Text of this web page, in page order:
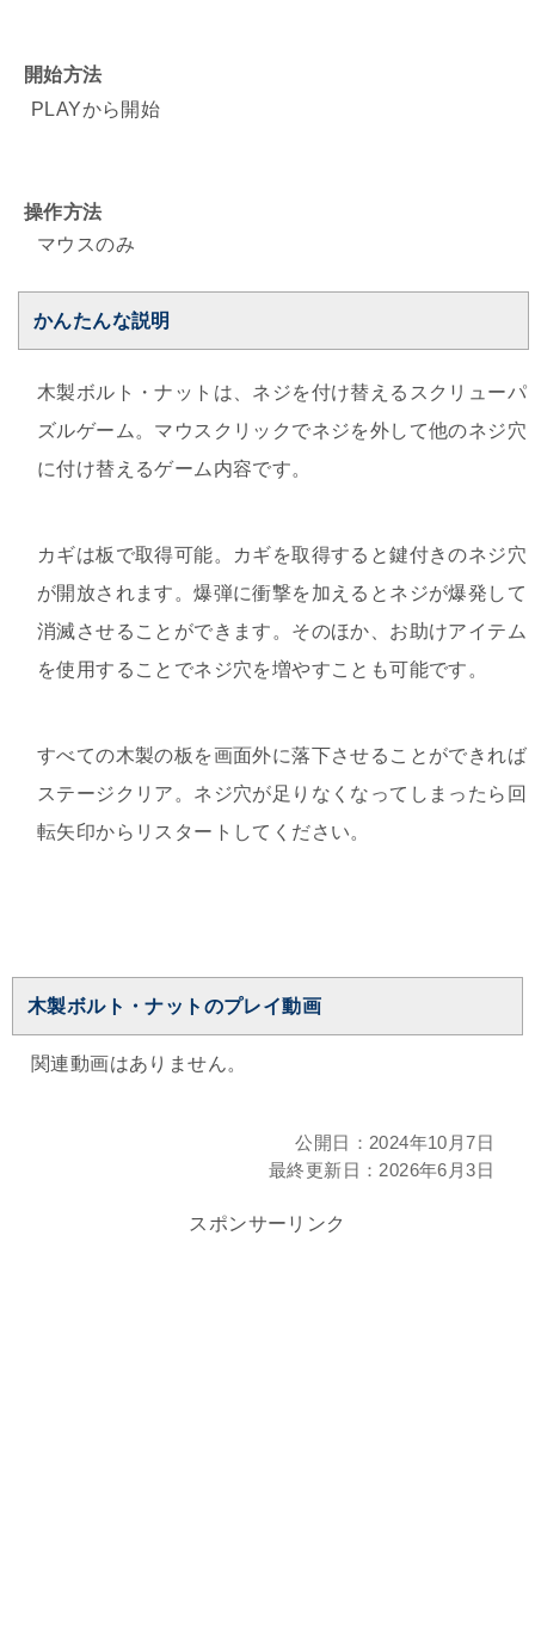
開始方法
PLAYから開始
操作方法
マウスのみ
かんたんな説明
木製ボルト・ナットは、ネジを付け替えるスクリューパ
ズルゲーム。マウスクリックでネジを外して他のネジ穴
に付け替えるゲーム内容です。
カギは板で取得可能。カギを取得すると鍵付きのネジ穴
が開放されます。爆弾に衝撃を加えるとネジが爆発して
消滅させることができます。そのほか、お助けアイテム
を使用することでネジ穴を増やすことも可能です。
すべての木製の板を画面外に落下させることができれば
ステージクリア。ネジ穴が足りなくなってしまったら回
転矢印からリスタートしてください。
木製ボルト・ナットのプレイ動画
関連動画はありません。
公開日： 2024年10月7日
最終更新日： 2026年6月3日
スポンサーリンク